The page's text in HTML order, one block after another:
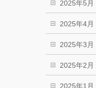
2025年5月
2025年4月
2025年3月
2025年2月
2025年1月